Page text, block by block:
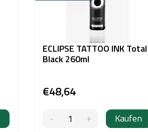
ECLIPSE TATTOO INK Total
Black 260ml
€48,64
Kaufen